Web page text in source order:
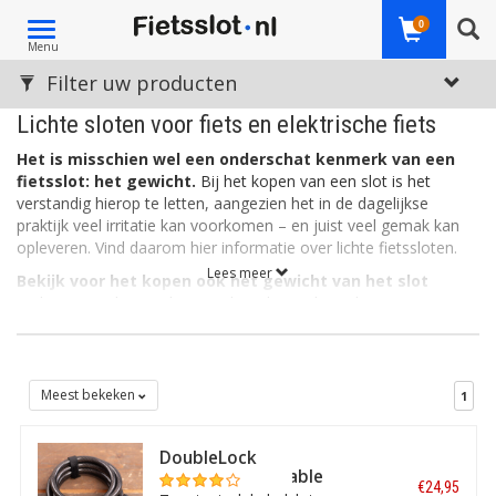
Toggle
navigation
Menu
0
Lichte sloten voor fiets en elektrische fiets
Het is misschien wel een onderschat kenmerk van een
fietsslot: het gewicht. Bij het kopen van een slot is het
verstandig hierop te letten, aangezien het in de dagelijkse
praktijk veel irritatie kan voorkomen – en juist veel gemak kan
opleveren. Vind daarom hier informatie over lichte fietssloten.
Bekijk voor het kopen ook het gewicht van het slot
bent u verzekerd van een zeer robuust slot en sublieme
diefstalbeveiliging. Echter: een dergelijk slot is vooral bestemd
zwaar. Dat fietst minder prettig en het slot is onnodig log om te
hanteren. Misschien had u het bij aankoop niet in de gaten,
Lees meer
Filter uw producten
Meest bekeken 1
DoubleLock
Kabelslot Coil Cable
€24,95